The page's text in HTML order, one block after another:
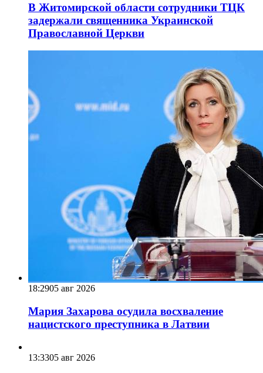
В Житомирской области сотрудники ТЦК
задержали священника Украинской
Православной Церкви
18:2905 авг 2026
Мария Захарова осудила восхваление
нацистского преступника в Латвии
13:3305 авг 2026